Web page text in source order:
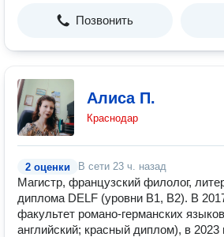
Позвонить
Алиса П.
Краснодар
2 оценки В сети 23 ч. назад
Магистр, французский филолог,
диплома DELF (уровни B1, B2). В
факультет романо-германских
английский; красный диплом), в 2023